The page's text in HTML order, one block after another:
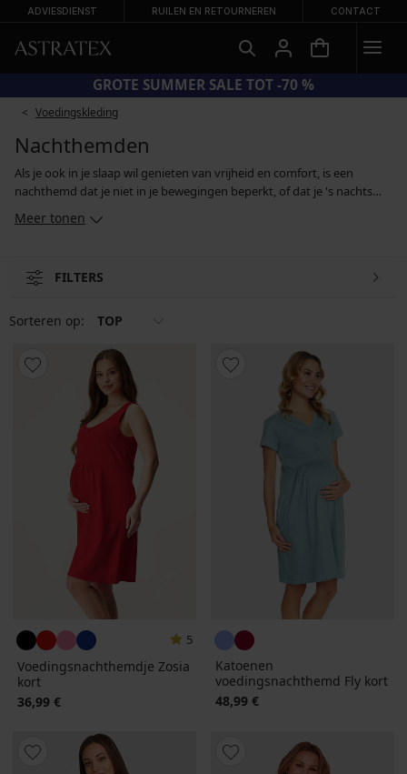
ADVIESDIENST RUILEN EN RETOURNEREN CONTACT
CODE BRA20 = BH'S -20%
Voedingskleding
Nachthemden
Als je ook in je slaap wil genieten van vrijheid en comfort, is een
nachthemd dat je niet in je bewegingen beperkt, of dat je 's nachts
nachthemden, modellen met korte en lange mouwen, hemden die zo
verleidelijke nachtkleding voor momenten met z´n tweeën. Aan jou de
mouwloos satijnen of een warm flanellen model.
Meer tonen
FILTERS
Sorteren op: TOP
5
Voedingsnachthemdje Zosia
kort
36,99 €
Katoenen
voedingsnachthemd Fly kort
48,99 €